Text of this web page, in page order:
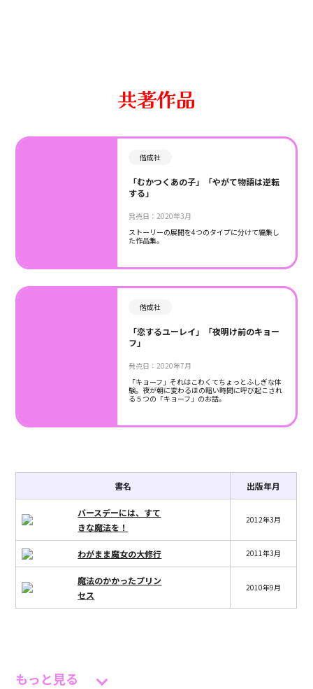
共著作品
偕成社
「むかつくあの子」「やがて物語は逆転
する」
発売日：2020年3月
ストーリーの展開を4つのタイプに分けて編集し
た作品集。
偕成社
「恋するユーレイ」「夜明け前のキョー
フ」
発売日：2020年7月
「キョーフ」それはこわくてちょっとふしぎな体
験。夜が朝に変わるほの暗い時間に呼び起こされ
る５つの「キョーフ」のお話。
書名 出版年月
バースデーには、すて
きな魔法を！
2012年3月
わがまま魔女の大修行 2011年3月
魔法のかかったプリン
セス
2010年9月
もっと見る